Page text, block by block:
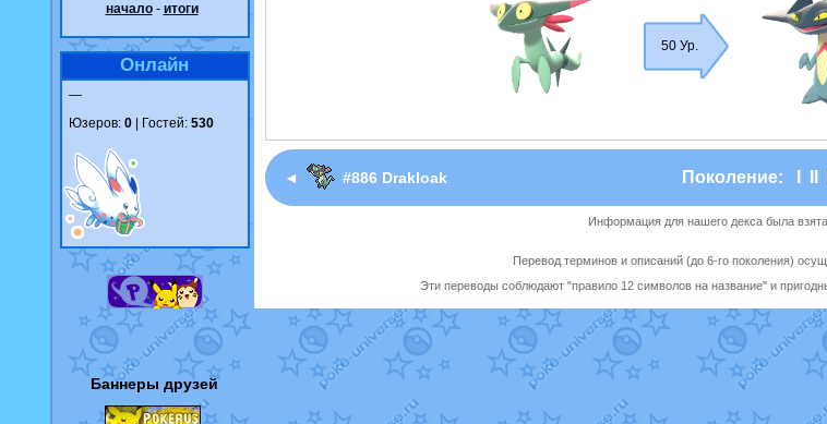
начало- итоги
Онлайн
—
Юзеров: 0| Гостей: 530
Баннеры друзей
50 Ур.
◄ #886 Drakloak Поколение:
Информация для нашего декса была
Перевод терминов и описаний (до 6-го поколения)
Эти переводы соблюдают "правило 12 символов на название" и